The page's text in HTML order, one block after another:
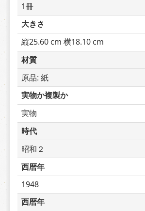
1冊
大きさ
縦25.60 cm 横18.10 cm
材質
原品: 紙
実物か複製か
実物
時代
昭和２
西暦年
1948
西暦年